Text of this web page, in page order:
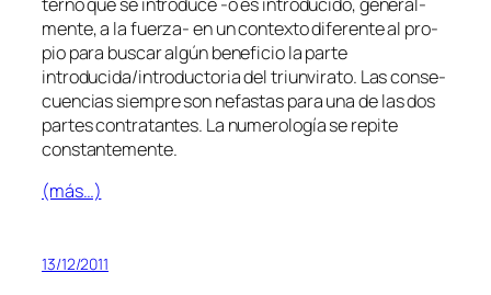
men­te, a la fuerza- en un con­tex­to di­fe­ren­te al pro­
pio pa­ra bus­car al­gún be­ne­fi­cio la par­te
introducida/introductoria del triun­vi­ra­to. Las con­se­
cuen­cias siem­pre son ne­fas­tas pa­ra una de las dos
par­tes con­tra­tan­tes. La nu­me­ro­lo­gía se re­pi­te
constantemente.
(más…)
13/12/2011